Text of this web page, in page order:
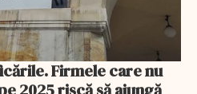
Firmele care nu